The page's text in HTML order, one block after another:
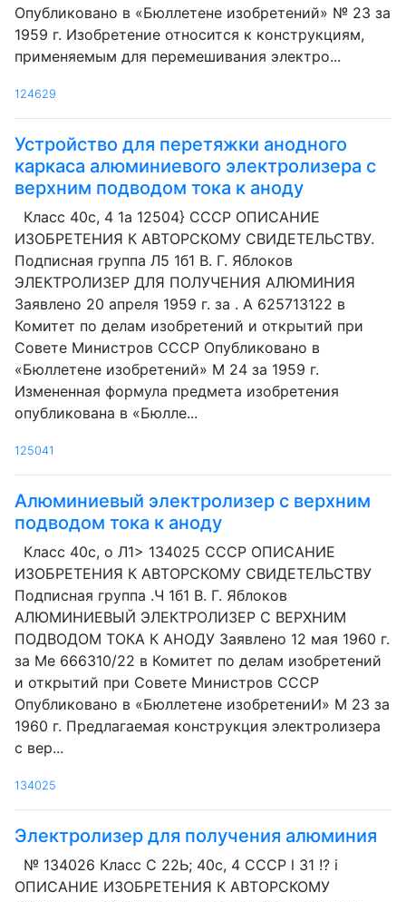
Опубликовано в «Бюллетене изобретений» № 23 за
1959 г. Изобретение относится к конструкциям,
применяемым для перемешивания электро...
124629
Устройство для перетяжки анодного
каркаса алюминиевого электролизера с
верхним подводом тока к аноду
Класс 40с, 4 1а 12504} СССР ОПИСАНИЕ
ИЗОБРЕТЕНИЯ К АВТОРСКОМУ СВИДЕТЕЛЬСТВУ.
Подписная группа Л5 1б1 В. Г. Яблоков
ЭЛЕКТРОЛИЗЕР ДЛЯ ПОЛУЧЕНИЯ АЛЮМИНИЯ
Заявлено 20 апреля 1959 г. за . А 625713122 в
Комитет по делам изобретений и открытий при
Совете Министров СССР Опубликовано в
«Бюллетене изобретений» М 24 за 1959 г.
Измененная формула предмета изобретения
опубликована в «Бюлле...
125041
Алюминиевый электролизер с верхним
подводом тока к аноду
Класс 40с, о Л1> 134025 СССР ОПИСАНИЕ
ИЗОБРЕТЕНИЯ К АВТОРСКОМУ СВИДЕТЕЛЬСТВУ
Подписная группа .Ч 1б1 В. Г. Яблоков
АЛЮМИНИЕВЫЙ ЭЛЕКТРОЛИЗЕР С ВЕРХНИМ
ПОДВОДОМ ТОКА К АНОДУ Заявлено 12 мая 1960 г.
за Ме 666310/22 в Комитет по делам изобретений
и открытий при Совете Министров СССР
Опубликовано в «Бюллетене изобретениИ» М 23 за
1960 г. Предлагаемая конструкция электролизера
с вер...
134025
Электролизер для получения алюминия
№ 134026 Класс С 22Ь; 40с, 4 СССР l 31 !? i
ОПИСАНИЕ ИЗОБРЕТЕНИЯ К АВТОРСКОМУ